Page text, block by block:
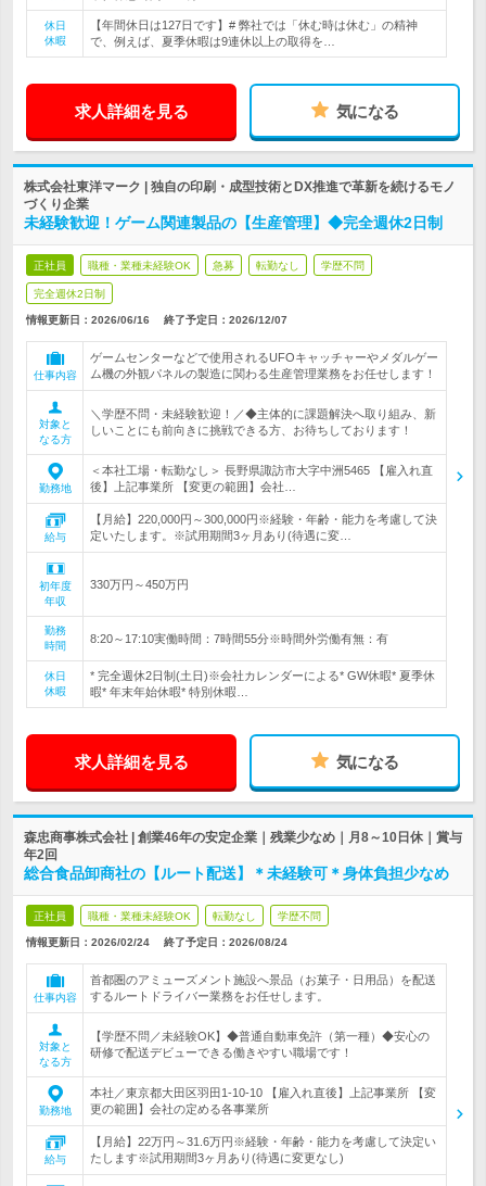
休日
休暇
【年間休日は127日です】# 弊社では「休む時は休む」の精神
で、例えば、夏季休暇は9連休以上の取得を…
求人詳細を見る 気になる
株式会社東洋マーク | 独自の印刷・成型技術とDX推進で革新を続けるモノ
づくり企業
未経験歓迎！ゲーム関連製品の【生産管理】◆完全週休2日制
正社員 職種・業種未経験OK 急募 転勤なし 学歴不問
完全週休2日制
情報更新日：2026/06/16 終了予定日： 2026/12/07
仕事内容
ゲームセンターなどで使用されるUFOキャッチャーやメダルゲー
ム機の外観パネルの製造に関わる生産管理業務をお任せします！
対象と
なる方
＼学歴不問・未経験歓迎！／◆主体的に課題解決へ取り組み、新
しいことにも前向きに挑戦できる方、お待ちしております！
勤務地
＜本社工場・転勤なし＞ 長野県諏訪市大字中洲5465 【雇入れ直
後】上記事業所 【変更の範囲】会社…
給与
【月給】220,000円～300,000円※経験・年齢・能力を考慮して決
定いたします。※試用期間3ヶ月あり(待遇に変…
初年度
年収
330万円～450万円
勤務
時間
8:20～17:10実働時間：7時間55分※時間外労働有無：有
休日
休暇
* 完全週休2日制(土日)※会社カレンダーによる* GW休暇* 夏季休
暇* 年末年始休暇* 特別休暇…
求人詳細を見る 気になる
森忠商事株式会社 | 創業46年の安定企業｜残業少なめ｜月8～10日休｜賞与
年2回
総合食品卸商社の【ルート配送】＊未経験可＊身体負担少なめ
正社員 職種・業種未経験OK 転勤なし 学歴不問
情報更新日：2026/02/24 終了予定日： 2026/08/24
仕事内容
首都圏のアミューズメント施設へ景品（お菓子・日用品）を配送
するルートドライバー業務をお任せします。
対象と
なる方
【学歴不問／未経験OK】◆普通自動車免許（第一種）◆安心の
研修で配送デビューできる働きやすい職場です！
勤務地
本社／東京都大田区羽田1-10-10 【雇入れ直後】上記事業所 【変
更の範囲】会社の定める各事業所
給与
【月給】22万円～31.6万円※経験・年齢・能力を考慮して決定い
たします※試用期間3ヶ月あり(待遇に変更なし)